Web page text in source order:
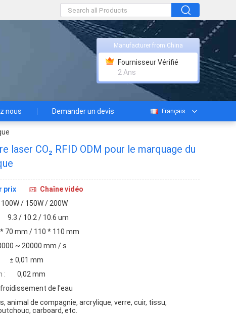
Manufacturer from China
Fournisseur Vérifié
2 Ans
nous Demander un devis Français
laser CO₂ RFID ODM pour le marquage du
prix
Chaîne vidéo
100W / 150W / 200W
9.3 / 10.2 / 10.6 um
70 mm / 110 * 110 mm
~ 20000 mm / s
± 0,01 mm
:
0,02 mm
de l'eau
animal de compagnie, arcrylique, verre, cuir, tissu,
carboard, etc.